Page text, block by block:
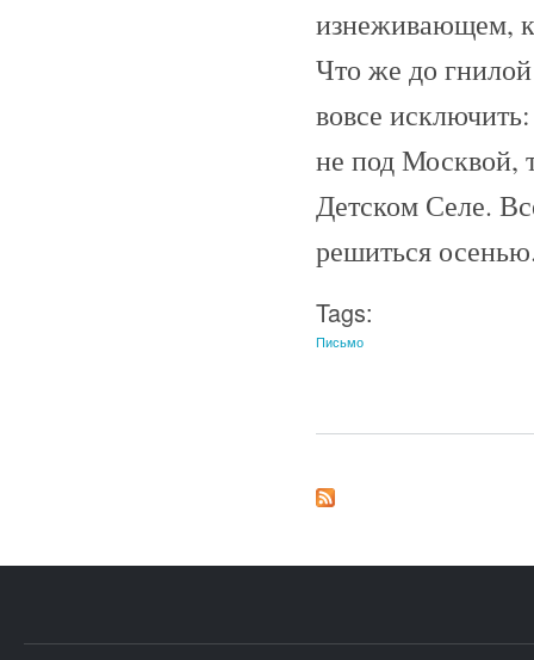
изнеживающем,
Что же до
вовсе
не под Москвой,
Детском Селе.
решиться
Tags:
Письмо